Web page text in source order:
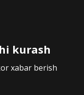
kurash
xabar berish